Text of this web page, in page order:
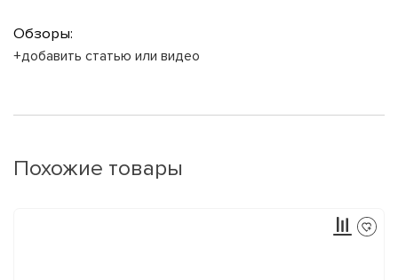
Обзоры:
+добавить статью или видео
Похожие товары